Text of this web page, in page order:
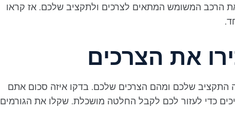
הרכב המשומש המתאים לצרכים ולתקציב שלכם. אז קראו
את הצרכים
התקציב שלכם ומהם הצרכים שלכם. בדקו איזה סכום אתם
כדי לעזור לכם לקבל החלטה מושכלת. שקלו את הגורמים